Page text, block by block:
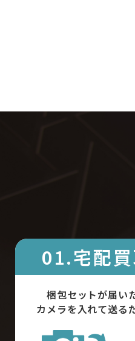
01.宅配
梱包セットが届い
カメラを入れて送る